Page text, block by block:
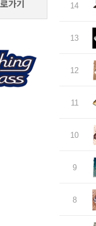
14
13
12
11
10
9
8